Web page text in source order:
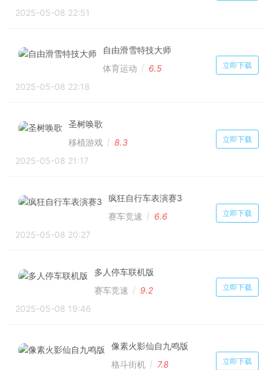
2025-05-08 22:51
自由滑雪特技大师
体育运动
6.5
2025-05-08 22:18
立即下载
圣树唤歌
移植游戏
8.3
2025-05-08 21:17
立即下载
疯狂自行车表演赛3
赛车竞速
6.6
2025-05-08 20:27
立即下载
多人停车联机版
赛车竞速
9.2
2025-05-08 19:46
立即下载
像素火影仙自九鸣版
格斗街机
7.8
立即下载